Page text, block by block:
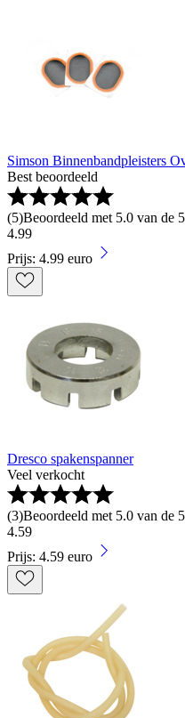
Simson Binnenbandpleisters
Best beoordeeld
(5)Beoordeeld met 5.0 van de
4.99
Prijs: 4.99 euro
Dresco spakenspanner
Veel verkocht
(3)Beoordeeld met 5.0 van de
4.59
Prijs: 4.59 euro